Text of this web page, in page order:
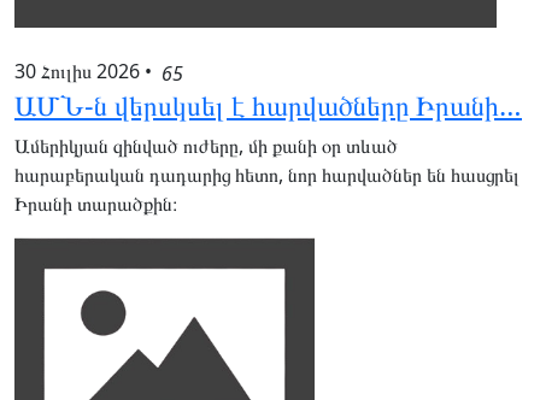
30 Հուլիս 2026 • 65
ԱՄՆ-ն վերսկսել է հարվածները Իրանի…
Ամերիկյան զինված ուժերը, մի քանի օր տևած
հարաբերական դադարից հետո, նոր հարվածներ են հասցրել
Իրանի տարածքին։